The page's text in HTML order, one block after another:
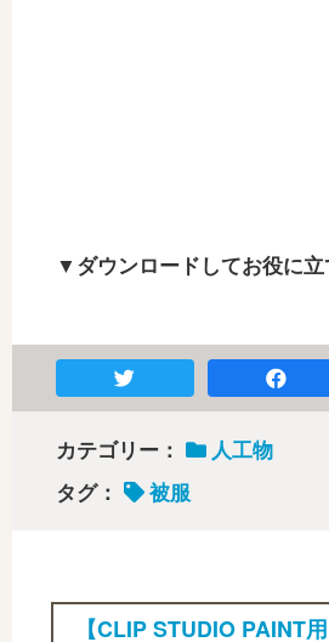
▼ダウンロードしてお役に立
カテゴリー：
人工物
タグ：
被服
【CLIP STUDIO PAINT